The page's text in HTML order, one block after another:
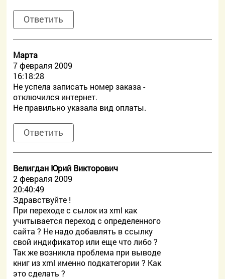
Ответить
Марта
7 февраля 2009
16:18:28
Не успела записать номер заказа -
отключился интернет.
Не правильно указала вид оплаты.
Ответить
Велигдан Юрий Викторович
2 февраля 2009
20:40:49
Здравствуйте !
При переходе с сылок из xml как
учитывается переход с определенного
сайта ? Не надо добавлять в ссылку
свой индификатор или еще что либо ?
Так же возникла проблема при выводе
книг из xml именно подкатегории ? Как
это сделать ?